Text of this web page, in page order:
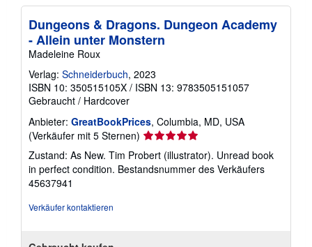
k
o
Dungeons & Dragons. Dungeon Academy
- Allein unter Monstern
Madeleine Roux
Verlag: Schneiderbuch, 2023
ISBN 10: 350515105X / ISBN 13: 9783505151057
Gebraucht / Hardcover
Anbieter: GreatBookPrices, Columbia, MD, USA
(Verkäufer mit 5 Sternen) Verkäuferbewertung
5
von
5
Zustand: As New. Tim Probert (illustrator). Unread book
in perfect condition. Bestandsnummer des Verkäufers
45637941
Verkäufer kontaktieren